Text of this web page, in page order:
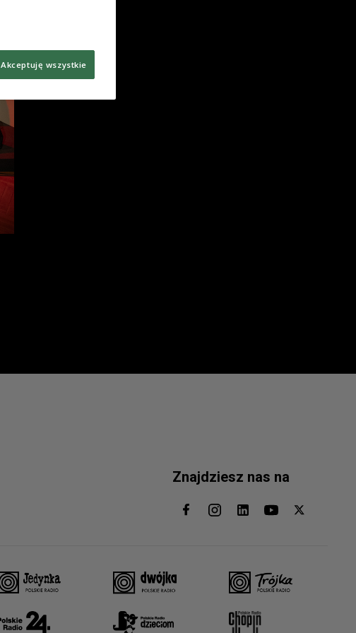
Znajdziesz nas na
Akceptuję wszystkie